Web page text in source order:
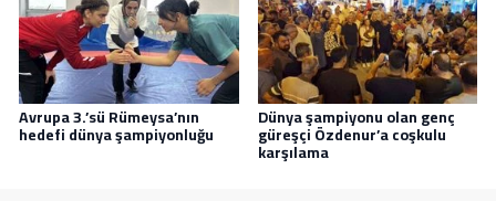
Avrupa 3.’sü Rümeysa’nın
hedefi dünya şampiyonluğu
Dünya şampiyonu olan genç
güreşçi Özdenur’a coşkulu
karşılama